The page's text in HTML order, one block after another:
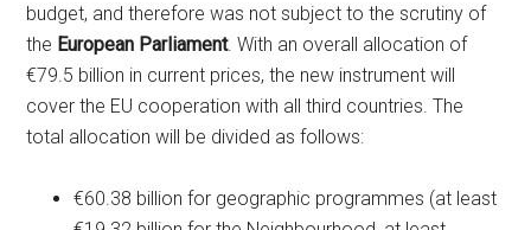
budget, and therefore was not subject to the scrutiny of
the European Parliament. With an overall allocation of
€79.5 billion in current prices, the new instrument will
cover the EU cooperation with all third countries. The
total allocation will be divided as follows:
€60.38 billion for geographic programmes (at least